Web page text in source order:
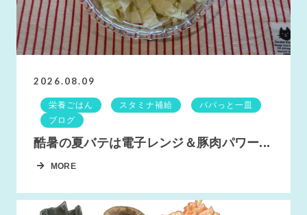
2026.08.09
栄養ごはん スタミナ補給
パパっと一皿
ブログ
酷暑の夏バテは電子レンジ＆豚肉パワー...
MORE